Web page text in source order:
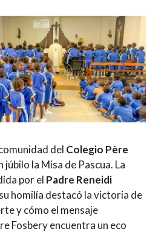
del Colegio Père
júbilo la Misa de Pascua. La
por el Padre Reneidi
homilía destacó la victoria de
y cómo el mensaje
Fosbery encuentra un eco